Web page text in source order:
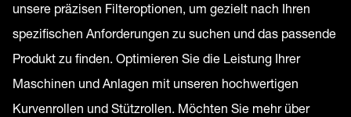
unsere präzisen Filteroptionen, um gezielt nach Ihren
spezifischen Anforderungen zu suchen und das passende
Produkt zu finden. Optimieren Sie die Leistung Ihrer
Maschinen und Anlagen mit unseren hochwertigen
Kurvenrollen und Stützrollen. Möchten Sie mehr über